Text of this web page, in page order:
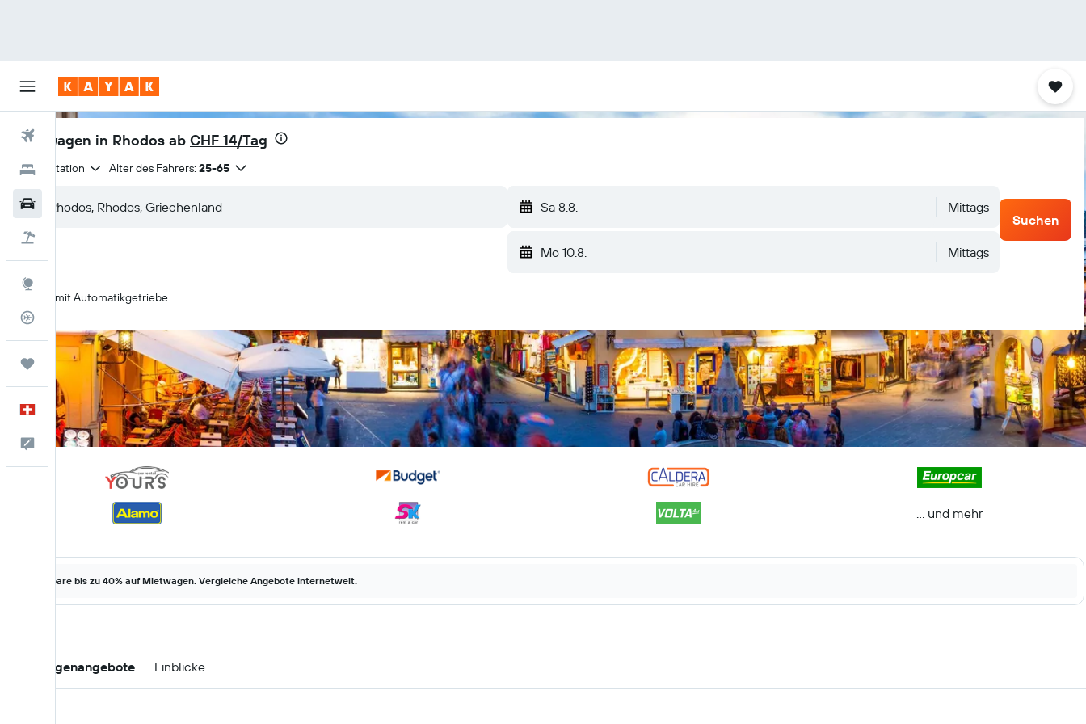
Flüge
Hotels
Mietwagen
Trips
Deutsch
Dein Feedback an uns
Mietwagen in Rhodos ab CHF 14/Tag
Anmietstation Alter des Fahrers: 25-65
Sa 8.8. Mittags
Mo 10.8. Mittags
Suchen
Nur mit Automatikgetriebe
… und mehr
Spare bis zu 40% auf Mietwagen. Vergleiche Angebote internetweit.
Mietwagenangebote Einblicke